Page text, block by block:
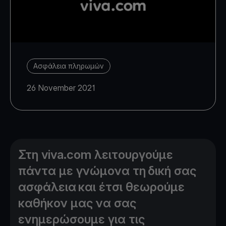
Ασφάλεια πληρωμών
26 November 2021
Στη viva.com λειτουργούμε
πάντα με γνώμονα τη δική σας
ασφάλεια και έτσι θεωρούμε
καθήκον μας να σας
ενημερώσουμε για τις